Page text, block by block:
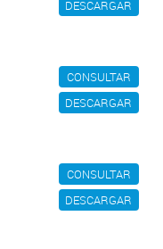
DESCARGAR
CONSULTAR
DESCARGAR
CONSULTAR
DESCARGAR